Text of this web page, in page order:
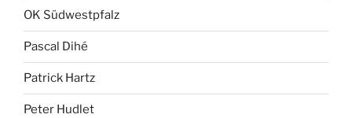
OK Südwestpfalz
Pascal Dihé
Patrick Hartz
Peter Hudlet